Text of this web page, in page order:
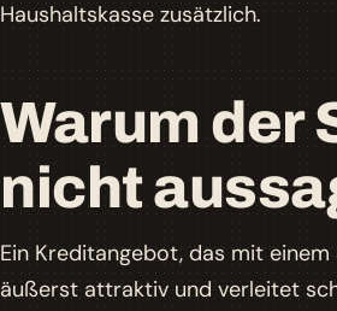
Haushaltskasse zusätzlich.
Warum der
nicht
Ein Kreditangebot, das mit
äußerst attraktiv und verleitet